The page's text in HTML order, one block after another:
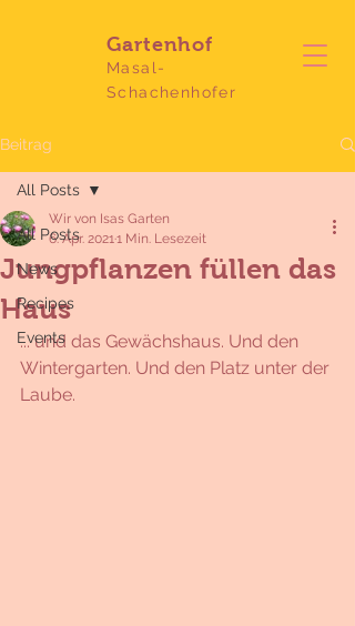
Gartenhof
Masal-
Schachenhofer
Beitrag
All Posts
News
Recipes
Events
All Posts
Jungpflanzen füllen das
Haus
Wir von Isas Garten
6. Apr. 20211 Min. Lesezeit
... und das Gewächshaus. Und den
Wintergarten. Und den Platz unter der
Laube.